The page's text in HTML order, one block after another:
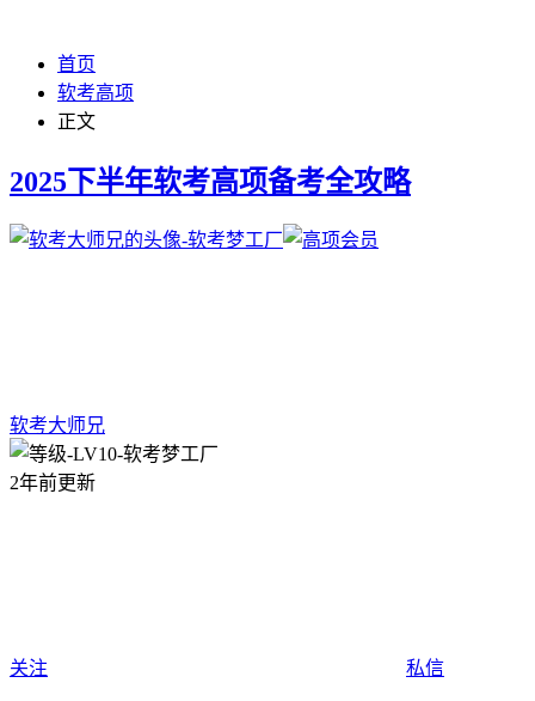
首页
软考高项
正文
2025下半年软考高项备考全攻略
软考大师兄
2年前更新
关注 私信